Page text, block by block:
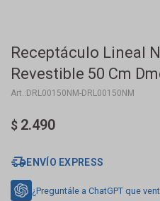
Receptáculo Lineal
Revestible 50 Cm
DRL00150NM-DRL00150NM
$ 2.490
ENVÍO EXPRESS
¿Preguntále a ChatGPT que